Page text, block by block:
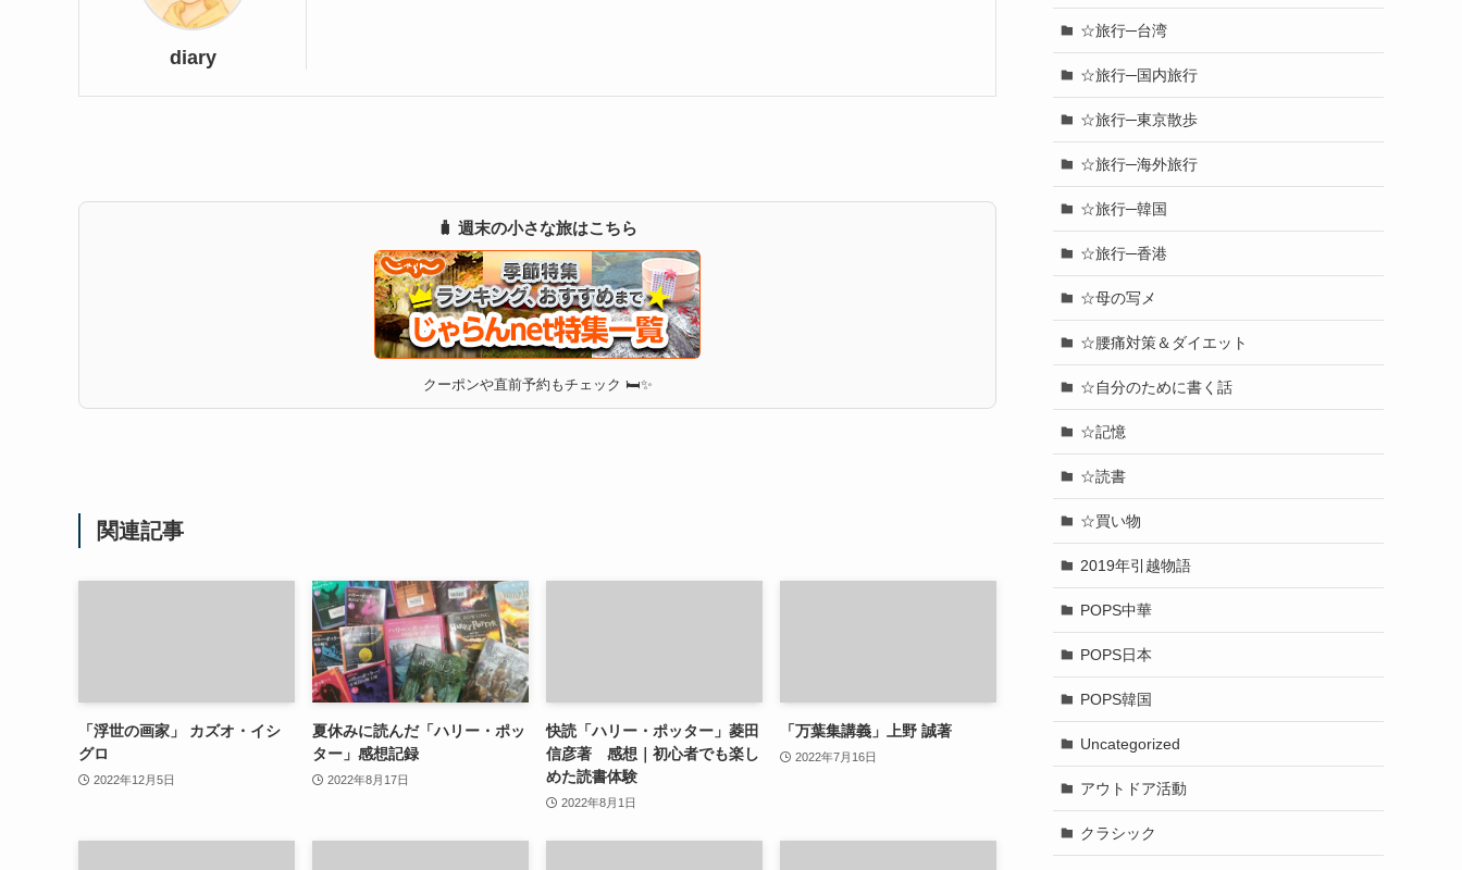
diary
🧳 週末の小さな旅はこちら
クーポンや直前予約もチェック 🛏✨
関連記事
「浮世の画家」 カズオ・イシ
グロ
2022年12月5日
夏休みに読んだ「ハリー・ポッ
ター」感想記録
2022年8月17日
快読「ハリー・ポッター」菱田
信彦著 感想｜初心者でも楽し
めた読書体験
2022年8月1日
「万葉集講義」上野 誠著
2022年7月16日
☆旅行─台湾
☆旅行─国内旅行
☆旅行─東京散歩
☆旅行─海外旅行
☆旅行─韓国
☆旅行─香港
☆母の写メ
☆腰痛対策＆ダイエット
☆自分のために書く話
☆記憶
☆読書
☆買い物
2019年引越物語
POPS中華
POPS日本
POPS韓国
Uncategorized
アウトドア活動
クラシック